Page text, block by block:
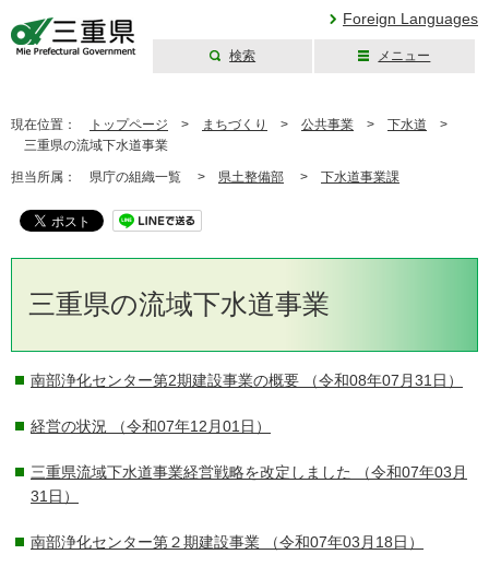
Foreign Languages
検索 メニュー
現在位置： トップページ > まちづくり > 公共事業 > 下水道 >
三重県の流域下水道事業
担当所属： 県庁の組織一覧 > 県土整備部 > 下水道事業課
三重県の流域下水道事業
南部浄化センター第2期建設事業の概要 （令和08年07月31日）
経営の状況 （令和07年12月01日）
三重県流域下水道事業経営戦略を改定しました
（令和07年03月
31日）
南部浄化センター第２期建設事業 （令和07年03月18日）